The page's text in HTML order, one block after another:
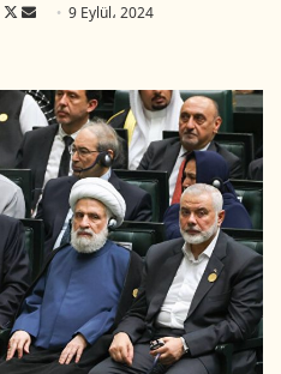
F
l
o
o
n
X
e
-
o
s
a
g
ö
n
9 Eylül، 2024